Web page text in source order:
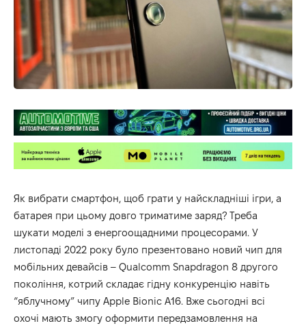
Як вибрати смартфон, щоб грати у найскладніші ігри, а
батарея при цьому довго триматиме заряд? Треба
шукати моделі з енергоощадними процесорами. У
листопаді 2022 року було презентовано новий чип для
мобільних девайсів – Qualcomm Snapdragon 8 другого
покоління, котрий складає гідну конкуренцію навіть
“яблучному” чипу Apple Bionic A16. Вже сьогодні всі
охочі мають змогу оформити передзамовлення на